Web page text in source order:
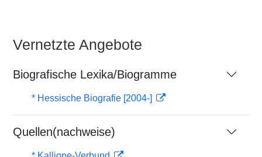
Vernetzte Angebote
Biografische Lexika/Biogramme
* Hessische Biografie [2004-]
Quellen(nachweise)